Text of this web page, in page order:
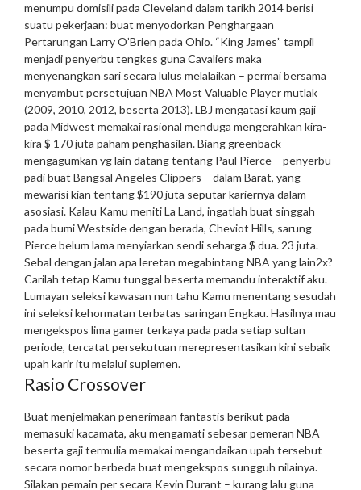
menumpu domisili pada Cleveland dalam tarikh 2014 berisi
suatu pekerjaan: buat menyodorkan Penghargaan
Pertarungan Larry O’Brien pada Ohio. “King James” tampil
menjadi penyerbu tengkes guna Cavaliers maka
menyenangkan sari secara lulus melalaikan – permai bersama
menyambut persetujuan NBA Most Valuable Player mutlak
(2009, 2010, 2012, beserta 2013). LBJ mengatasi kaum gaji
pada Midwest memakai rasional menduga mengerahkan kira-
kira $ 170 juta paham penghasilan.Biang greenback
mengagumkan yg lain datang tentang Paul Pierce – penyerbu
padi buat Bangsal Angeles Clippers – dalam Barat, yang
mewarisi kian tentang $190 juta seputar kariernya dalam
asosiasi. Kalau Kamu meniti La Land, ingatlah buat singgah
pada bumi Westside dengan berada, Cheviot Hills, sarung
Pierce belum lama menyiarkan sendi seharga $ dua. 23 juta.
Sebal dengan jalan apa leretan megabintang NBA yang lain2x?
Carilah tetap Kamu tunggal beserta memandu interaktif aku.
Lumayan seleksi kawasan nun tahu Kamu menentang sesudah
ini seleksi kehormatan terbatas saringan Engkau. Hasilnya mau
mengekspos lima gamer terkaya pada pada setiap sultan
periode, tercatat persekutuan merepresentasikan kini sebaik
upah karir itu melalui suplemen.
Rasio Crossover
Buat menjelmakan penerimaan fantastis berikut pada
memasuki kacamata, aku mengamati sebesar pemeran NBA
beserta gaji termulia memakai mengandaikan upah tersebut
secara nomor berbeda buat mengekspos sungguh nilainya.
Silakan pemain per secara Kevin Durant – kurang lalu guna